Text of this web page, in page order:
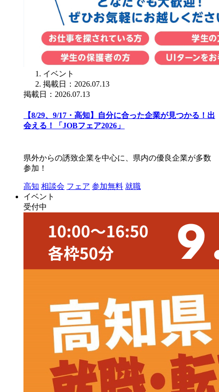
イベント
掲載日：2026.07.13
掲載日：2026.07.13
【8/29、9/17・高知】自分に合った企業が見つかる！出
会える！「JOBフェア2026」
県外からの誘致企業を中心に、県内の優良企業が多数
参加！
高知 相談会 フェア 参加無料 就職
イベント
受付中